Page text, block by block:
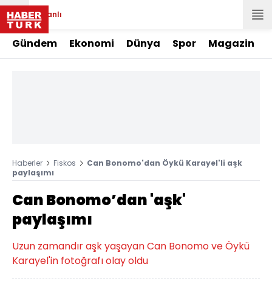
Canlı
Gündem Ekonomi Dünya Spor Magazin
Haberler Fiskos
Can Bonomo'dan Öykü Karayel'li aşk
paylaşımı
Can Bonomo’dan 'aşk'
paylaşımı
Uzun zamandır aşk yaşayan Can Bonomo ve Öykü
Karayel'in fotoğrafı olay oldu